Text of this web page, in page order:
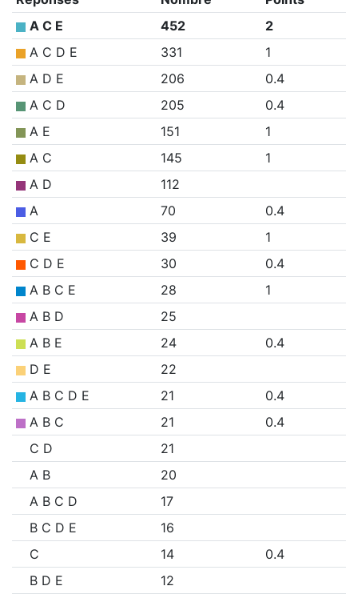
A C E
452
2
A C D E
331
1
A D E
206
0.4
A C D
205
0.4
A E
151
1
A C
145
1
A D
112
A
70
0.4
C E
39
1
C D E
30
0.4
A B C E
28
1
A B D
25
A B E
24
0.4
D E
22
A B C D E
21
0.4
A B C
21
0.4
C D
21
A B
20
A B C D
17
B C D E
16
C
14
0.4
B D E
12